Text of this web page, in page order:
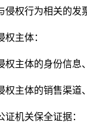
侵权行为相关的发
权主体：
权主体的身份信息
权主体的销售渠道
证机关保全证据：